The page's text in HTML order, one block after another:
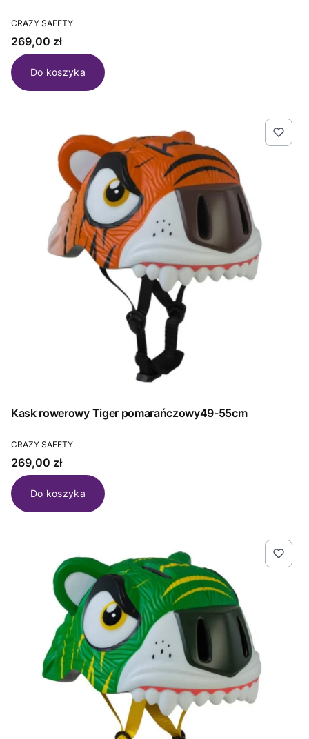
PRODUCENT
CRAZY SAFETY
Cena
269,00 zł
Do koszyka
Kask rowerowy Tiger pomarańczowy49-55cm
PRODUCENT
CRAZY SAFETY
Cena
269,00 zł
Do koszyka